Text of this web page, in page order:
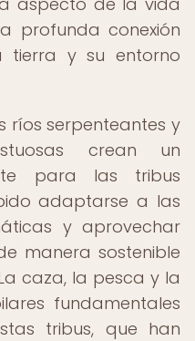
profunda conexión
tierra y su entorno
ríos serpenteantes y
crean un
para las tribus
adaptarse a las
y aprovechar
manera sostenible
caza, la pesca y la
fundamentales
tribus, que han